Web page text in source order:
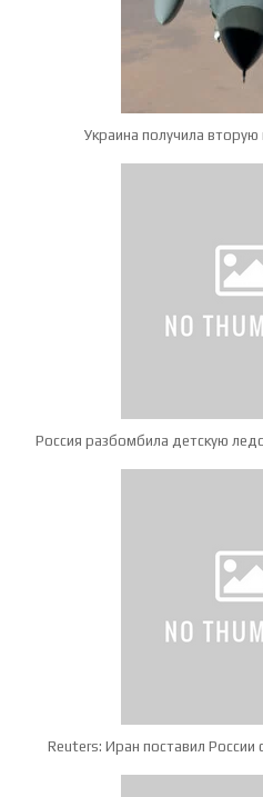
Украина получила
Россия разбомбила детскую
Reuters: Иран поставил России